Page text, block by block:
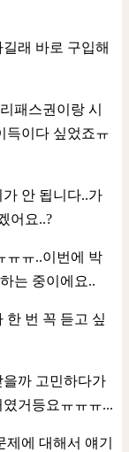
래 바로 구입해
패스권이랑 시
득이다 싶었죠ㅠ
안 됩니다..가
어요..?
ㅠㅠ..이번에 박
는 중이에요..
한 번 꼭 듣고 싶
까 고민하다가
거등요ㅠㅠㅠ...
에 대해서 얘기